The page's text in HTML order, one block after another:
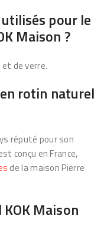
pour le
Maison ?
de verre.
rotin naturel
réputé pour son
conçu en France,
de la maison Pierre
Maison